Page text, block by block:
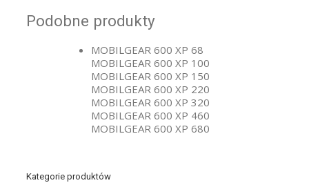
Podobne produkty
MOBILGEAR 600 XP 68
MOBILGEAR 600 XP 100
MOBILGEAR 600 XP 150
MOBILGEAR 600 XP 220
MOBILGEAR 600 XP 320
MOBILGEAR 600 XP 460
MOBILGEAR 600 XP 680
Kategorie produktów